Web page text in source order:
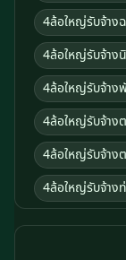
4ล้อใหญ่รับจ้างฉ
4ล้อใหญ่รับจ้าง
4ล้อใหญ่รับจ้าง
4ล้อใหญ่รับจ้าง
4ล้อใหญ่รับจ้า
4ล้อใหญ่รับจ้าง